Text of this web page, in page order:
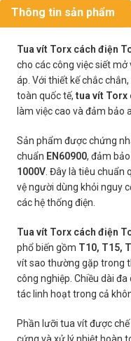
Thông tin sản phẩm
Tua vít Torx cách điện
cho các công việc siết
áp. Với thiết kế chắc
toàn quốc tế,tua vít Torx
làm việc cao và đảm bảo
Sản phẩm được chứng
chuẩn EN60900, đảm
1000V . Đây là tiêu
vệ người dùng khỏi nguy
các hệ thống điện.
Tua vít Torx cách điện
phổ biến gồm T10, T15,
vít sao thường gặp trong
công nghiệp. Chiều dài
tác linh hoạt trong cả
Phần lưỡi tua vít được